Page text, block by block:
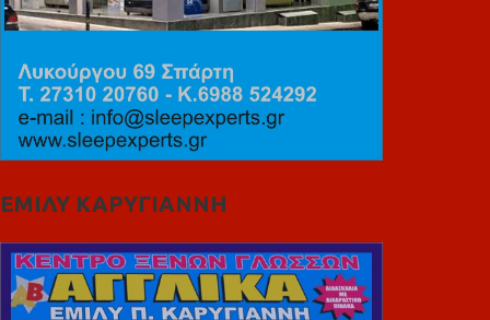
ΕΜΙΛΥ ΚΑΡΥΓΙΑΝΝΗ